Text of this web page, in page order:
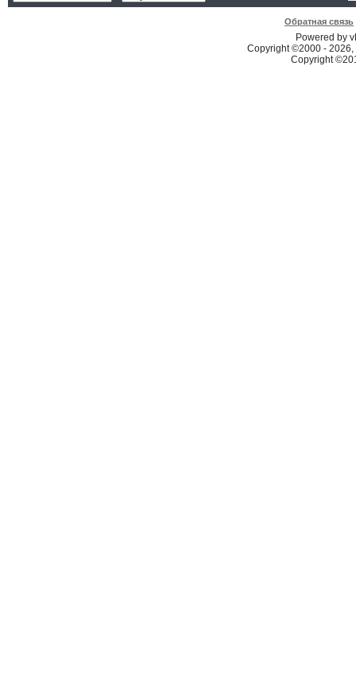
Обратная связь
Powered by
Copyright ©2000 -
Copyright